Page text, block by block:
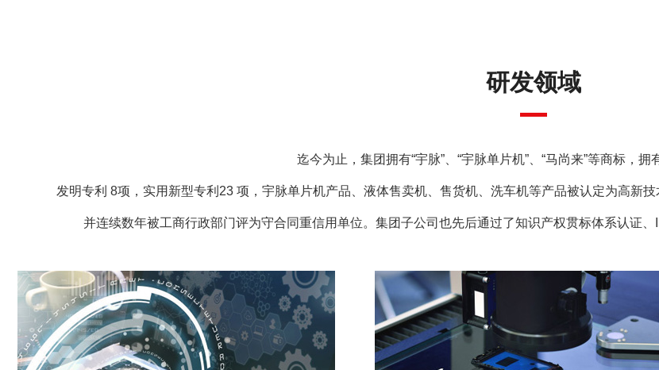
研发领域
迄今为止，集团拥有“宇脉”、“宇脉单片机”、“马尚来”等商标，拥
发明专利 8项，实用新型专利23 项，宇脉单片机产品、液体售卖机、售货机、洗车机等产品被认定为高新
并连续数年被工商行政部门评为守合同重信用单位。集团子公司也先后通过了知识产权贯标体系认证